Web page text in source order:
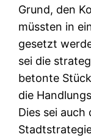
Grund, den
müssten in
gesetzt
sei die
betonte
die
Dies sei auch